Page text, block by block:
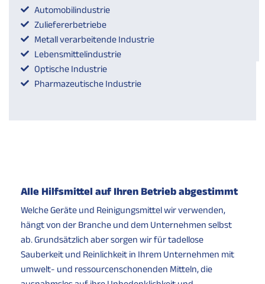
Automobilindustrie
Zuliefererbetriebe
Metall verarbeitende Industrie
Lebensmittelindustrie
Optische Industrie
Pharmazeutische Industrie
Alle Hilfsmittel auf Ihren Betrieb abgestimmt
Welche Geräte und Reinigungsmittel wir verwenden,
hängt von der Branche und dem Unternehmen selbst
ab. Grundsätzlich aber sorgen wir für tadellose
Sauberkeit und Reinlichkeit in Ihrem Unternehmen mit
umwelt- und ressourcenschonenden Mitteln, die